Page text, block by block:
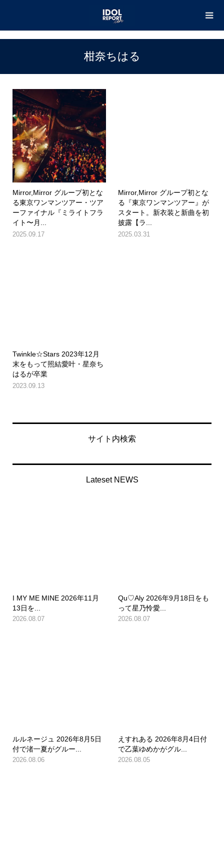
柑奈ちはる
Mirror,Mirror グループ初とな
る東京ワンマンツアー・ツア
ーファイナル『ミライトフラ
イト〜月...
2025.09.17
Mirror,Mirror グループ初とな
る『東京ワンマンツアー』が
スタート。新衣装と新曲を初
披露【ラ...
2025.03.31
Twinkle☆Stars 2023年12月
末をもって照結愛叶・星奈ち
はるが卒業
2023.09.13
サイト内検索
Lateset NEWS
I MY ME MINE 2026年11月
13日を...
2026.08.07
Qu♡Aly 2026年9月18日をも
って星乃怜愛...
2026.08.07
ルルネージュ 2026年8月5日
付で渚一夏がグルー...
2026.08.06
えすれある 2026年8月4日付
で乙葉ゆめかがグル...
2026.08.05